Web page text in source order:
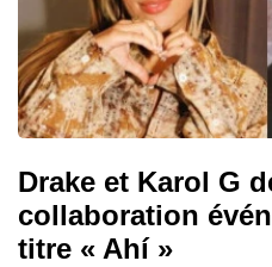
Drake et Karol G
collaboration
titre « Ahí »